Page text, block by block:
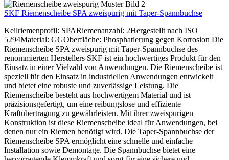
SKF Riemenscheibe SPA zweispurig mit Taper-Spannbuchse
Keilriemenprofil: SPARiemenanzahl: 2Hergestellt nach ISO
5294Material: GGOberfläche: Phosphatierung gegen Korrosion Die
Riemenscheibe SPA zweispurig mit Taper-Spannbuchse des
renommierten Herstellers SKF ist ein hochwertiges Produkt für den
Einsatz in einer Vielzahl von Anwendungen. Die Riemenscheibe ist
speziell für den Einsatz in industriellen Anwendungen entwickelt
und bietet eine robuste und zuverlässige Leistung. Die
Riemenscheibe besteht aus hochwertigem Material und ist
präzisionsgefertigt, um eine reibungslose und effiziente
Kraftübertragung zu gewährleisten. Mit ihrer zweispurigen
Konstruktion ist diese Riemenscheibe ideal für Anwendungen, bei
denen nur ein Riemen benötigt wird. Die Taper-Spannbuchse der
Riemenscheibe SPA ermöglicht eine schnelle und einfache
Installation sowie Demontage. Die Spannbuchse bietet eine